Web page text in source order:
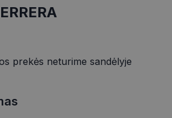
prekės neturime sandėlyje